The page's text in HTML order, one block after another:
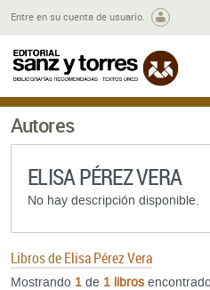
Entre en su cuenta de usuario.
Autores
ELISA PÉREZ VERA
No hay descripción disponible.
Libros deElisa Pérez Vera
Mostrando 1 de 1 libros